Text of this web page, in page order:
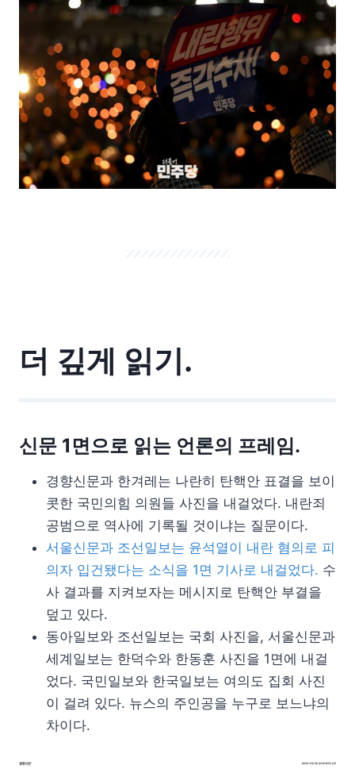
더 깊게 읽기.
신문 1면으로 읽는 언론의 프레임.
경향신문과 한겨레는 나란히 탄핵안 표결을 보이
콧한 국민의힘 의원들 사진을 내걸었다. 내란죄
공범으로 역사에 기록될 것이냐는 질문이다.
서울신문과 조선일보는 윤석열이 내란 혐의로 피
의자 입건됐다는 소식을 1면 기사로 내걸었다. 수
사 결과를 지켜보자는 메시지로 탄핵안 부결을
덮고 있다.
동아일보와 조선일보는 국회 사진을, 서울신문과
세계일보는 한덕수와 한동훈 사진을 1면에 내걸
었다. 국민일보와 한국일보는 여의도 집회 사진
이 걸려 있다. 뉴스의 주인공을 누구로 보느냐의
차이다.